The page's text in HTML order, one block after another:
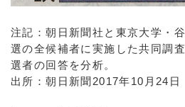
注記：朝日新聞社と東京大学・
選の全候補者に実施した共同調
選者の回答を分析。
出所：朝日新聞2017年10月24日